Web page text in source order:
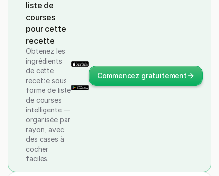
liste de
courses
pour cette
recette
Obtenez les
ingrédients
de cette
recette sous
forme de liste
de courses
intelligente —
organisée par
rayon, avec
des cases à
cocher
faciles.
Commencez gratuitement